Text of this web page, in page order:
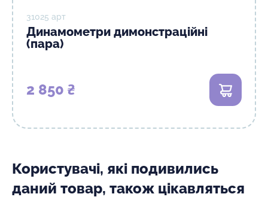
31025 арт
Динамометри димонстраційні
(пара)
2 850 ₴ В кошик
Користувачі, які подивились
даний товар, також цікавляться